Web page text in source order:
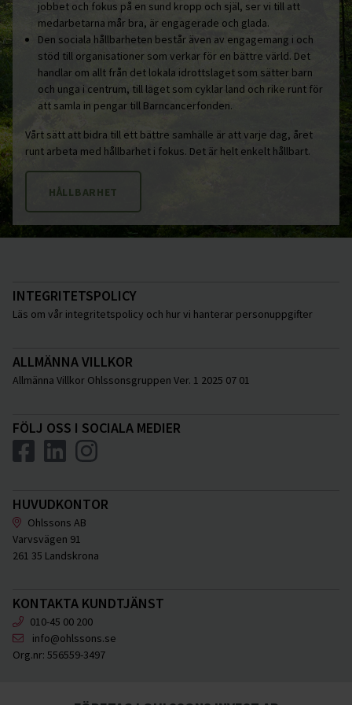
jobbet och fokus på en sund kropp och själ, ser vi till att
medarbetarna mår bra, är engagerade och glada.
Den sociala hållbarheten består även av engagemang i och
stöd till organisationer som verkar för en bättre värld. Det
handlar om allt från det lokala idrottslaget som sätter barn
och unga i centrum, till laget som cyklar land och rike runt för
att samla in pengar till Barncancerfonden.
Vårt sätt att bidra till ett bättre samhälle är att varje dag, året
runt arbeta med hållbarhet i fokus. Det är helt enkelt hållbart.
HÅLLBARHET
INTEGRITETSPOLICY
Läs om vår integritetspolicy och hur vi hanterar personuppgifter
ALLMÄNNA VILLKOR
Allmänna Villkor Ohlssonsgruppen Ver. 1 2025 07 01
FÖLJ OSS I SOCIALA MEDIER
HUVUDKONTOR
Ohlssons AB
Varvsvägen 91
261 35 Landskrona
KONTAKTA KUNDTJÄNST
010-45 00 200
info@ohlssons.se
Org.nr: 556559-3497